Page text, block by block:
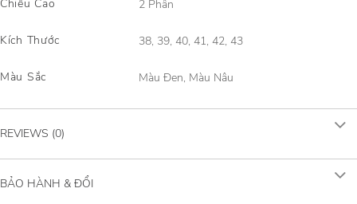
2 Phân
Kích Thước 38, 39, 40, 41, 42, 43
Màu Sắc Màu Đen, Màu Nâu
REVIEWS (0)
BẢO HÀNH & ĐỔI